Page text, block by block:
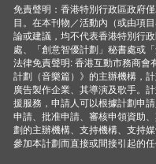
免責聲明：香港特別行政區政府
目。在本刊物／活動內（或由項
論或建議，均不代表香港特別行
處、「創意智優計劃」秘書處或
法律免責聲明: 香港互動市務商會
計劃（音樂篇）》的主辦機構，
廣告製作企業、其導演及歌手。
援服務，申請人可以根據計劃申
申請、批准申請、審核申領資助
劃的主辦機構、支持機構、支持
參加本計劃而直接或間接引起的